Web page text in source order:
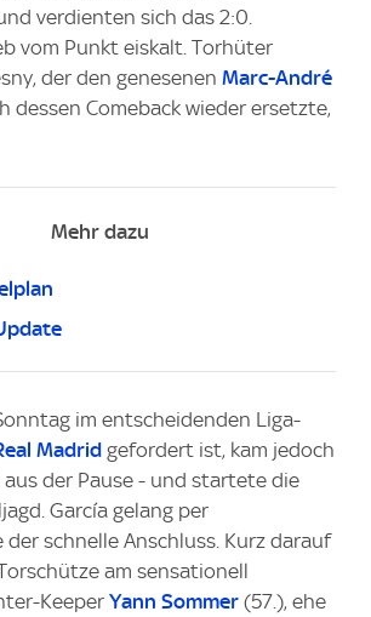
verdienten sich das 2:0.
vom Punkt eiskalt. Torhüter
der den genesenen Marc-André
dessen Comeback wieder ersetzte,
Mehr dazu
im entscheidenden Liga-
Madridgefordert ist, kam jedoch
der Pause - und startete die
García gelang per
der schnelle Anschluss. Kurz darauf
am sensationell
Keeper Yann Sommer (57.), ehe